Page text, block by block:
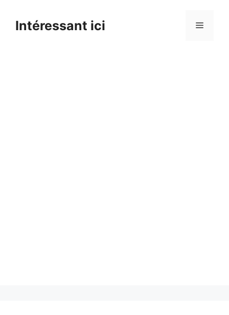
contentIntéressant ici Menu